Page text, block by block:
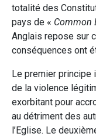
totalité des
pays de « Common
Anglais repose sur
conséquences ont
Le premier principe
de la violence
exorbitant pour
au détriment des
l’Eglise. Le